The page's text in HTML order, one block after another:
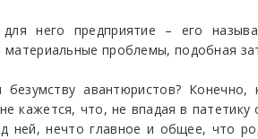
него предприятие – его
проблемы, подобная
авантюристов?
кажется, что, не впадая в
ней, нечто главное и общее, что